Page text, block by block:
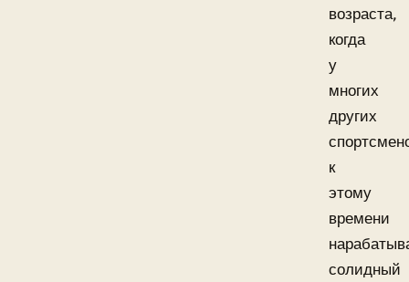
возраста,
когда
у
многих
других
к
этому
времени
солидный